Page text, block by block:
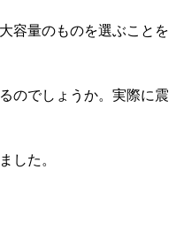
容量のものを選ぶことを
のでしょうか。実際に震
した。